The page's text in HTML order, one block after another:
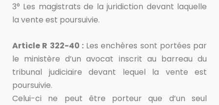
3° Les magistrats de la juridiction devant laquelle
la vente est poursuivie.
Article R 322-40 :Les enchères sont portées par
le ministère d’un avocat inscrit au barreau du
tribunal judiciaire devant lequel la vente est
poursuivie.
Celui-ci ne peut être porteur que d’un seul